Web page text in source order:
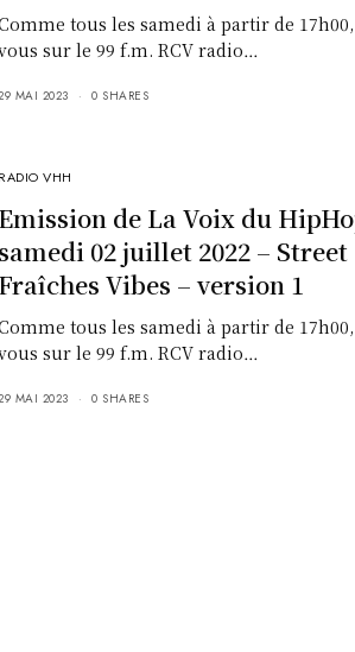
tous les samedi à partir de
sur le 99 f.m. RCV radio…
MAI 2023 0 SHARES
RADIO VHH
Emission de La Voix du
samedi 02 juillet 2022 – Street
Fraîches Vibes – version 1
tous les samedi à partir de
sur le 99 f.m. RCV radio…
MAI 2023 0 SHARES